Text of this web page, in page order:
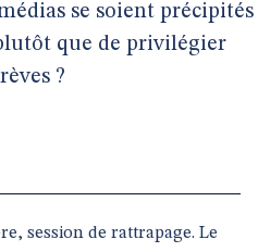
se soient
que de privilégier
?
session de rattrapage. Le